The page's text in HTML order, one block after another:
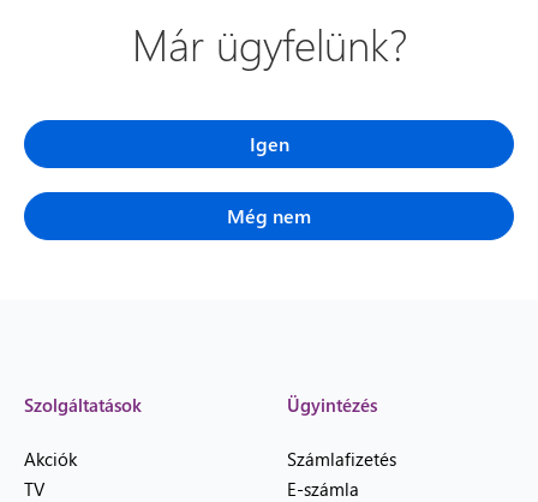
Már ügyfelünk?
Igen
Még nem
Szolgáltatások
Akciók
TV
Ügyintézés
Számlafizetés
E-számla